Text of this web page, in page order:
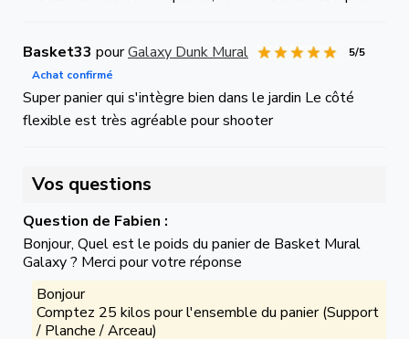
Basket33 pourGalaxy Dunk Mural
5/5
Achat confirmé
Super panier qui s'intègre bien dans le jardin Le côté
flexible est très agréable pour shooter
Vos questions
Question de Fabien :
Bonjour, Quel est le poids du panier de Basket Mural
Galaxy ? Merci pour votre réponse
Bonjour
Comptez 25 kilos pour l'ensemble du panier (Support
/ Planche / Arceau)